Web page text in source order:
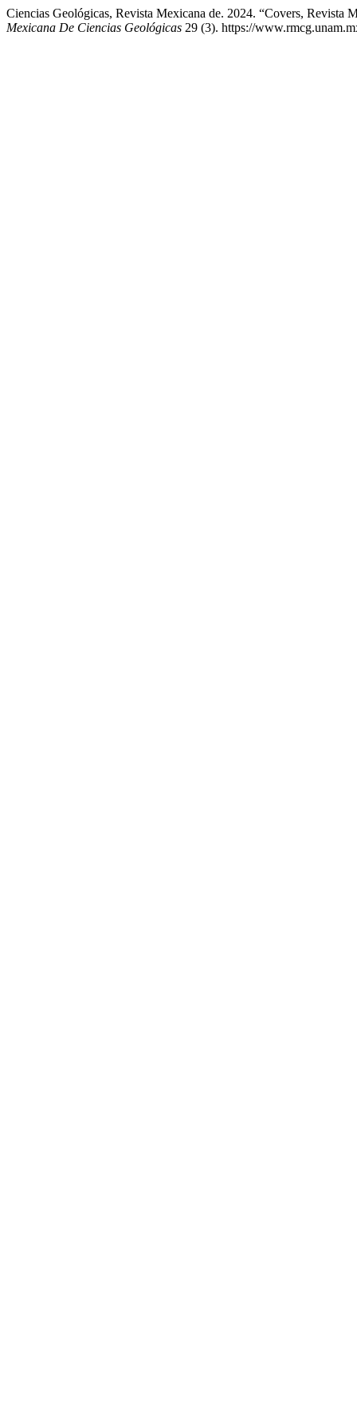
Ciencias Geológicas, Revista Mexicana de. 2024. “Covers,
Mexicana De Ciencias Geológicas 29 (3). https://